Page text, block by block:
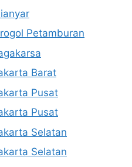
Petamburan
Barat
Pusat
Pusat
Selatan
Selatan